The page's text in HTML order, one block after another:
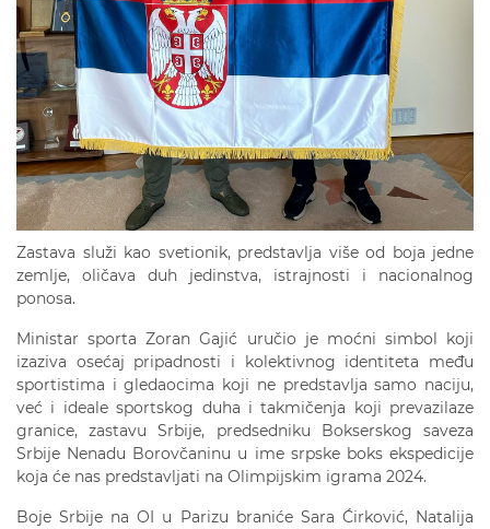
Zastava služi kao svetionik, predstavlja više od boja jedne
zemlje, oličava duh jedinstva, istrajnosti i nacionalnog
ponosa.
Ministar sporta Zoran Gajić uručio je moćni simbol koji
izaziva osećaj pripadnosti i kolektivnog identiteta među
sportistima i gledaocima koji ne predstavlja samo naciju,
već i ideale sportskog duha i takmičenja koji prevazilaze
granice, zastavu Srbije, predsedniku Bokserskog saveza
Srbije Nenadu Borovčaninu u ime srpske boks ekspedicije
koja će nas predstavljati na Olimpijskim igrama 2024.
Boje Srbije na OI u Parizu braniće Sara Ćirković, Natalija